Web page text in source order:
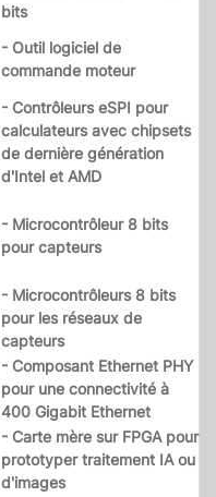
bits
- Outil logiciel de
commande moteur
- Contrôleurs eSPI pour
calculateurs avec chipsets
de dernière génération
d'Intel et AMD
- Microcontrôleur 8 bits
pour capteurs
- Microcontrôleurs 8 bits
pour les réseaux de
capteurs
- Composant Ethernet PHY
pour une connectivité à
400 Gigabit Ethernet
- Carte mère sur FPGA pour
prototyper traitement IA ou
d'images